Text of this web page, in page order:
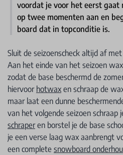
voordat je voor het eerst gaat
op twee momenten aan en
board dat in topconditie is.
Sluit de seizoenscheck altijd af
Aan het einde van het seizoen
zodat de base beschermd de
hiervoor hotwax en schraap de
maar laat een dunne
van het volgende seizoen schraap
schraperen borstel je de base
je een verse laag wax aanbrengt
een complete snowboard